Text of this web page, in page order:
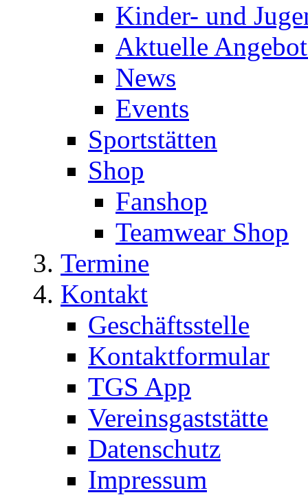
Kinder- und
Aktuelle
News
Events
Sportstätten
Shop
Fanshop
Teamwear Shop
Termine
Kontakt
Geschäftsstelle
Kontaktformular
TGS App
Vereinsgaststätte
Datenschutz
Impressum